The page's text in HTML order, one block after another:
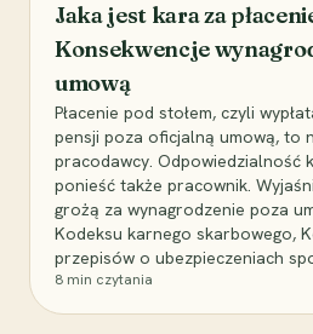
Jaka jest kara za
Konsekwencje
umową
Płacenie pod stołem, czyli
pensji poza oficjalną umową, to
pracodawcy. Odpowiedzialność
ponieść także pracownik.
grożą za wynagrodzenie poza
Kodeksu karnego skarbowego,
przepisów o ubezpieczeniach
8 min czytania